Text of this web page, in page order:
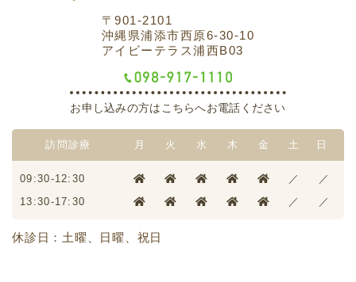
〒901-2101
沖縄県浦添市西原6-30-10
アイビーテラス浦西B03
お申し込みの方はこちらへお電話ください
訪問診療 月 火 水 木 金 土 日
09:30-12:30 ／
／
13:30-17:30
／ ／
休診日：土曜、日曜、祝日